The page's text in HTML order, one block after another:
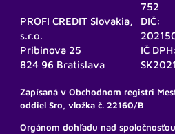
PROFI CREDIT Slovakia,
s.r.o.
Pribinova 25
824 96 Bratislava
752
DIČ:
IČ DPH:
Zapísaná v Obchodnom registri
oddiel Sro, vložka č. 22160/B
Orgánom dohľadu nad